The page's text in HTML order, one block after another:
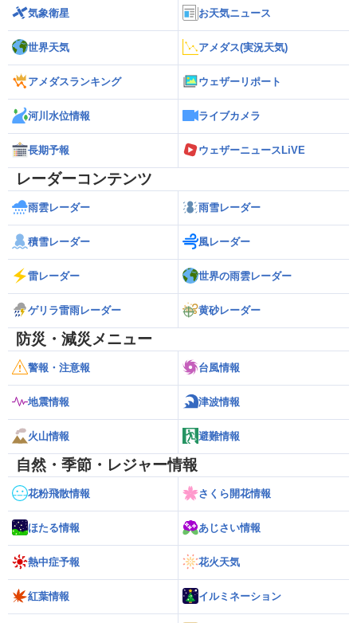
気象衛星 お天気ニュース
世界天気 アメダス(実況天気)
アメダスランキング ウェザーリポート
河川水位情報 ライブカメラ
長期予報 ウェザーニュースLiVE
レーダーコンテンツ
雨雲レーダー 雨雪レーダー
積雪レーダー 風レーダー
雷レーダー 世界の雨雲レーダー
ゲリラ雷雨レーダー 黄砂レーダー
防災・減災メニュー
警報・注意報 台風情報
地震情報 津波情報
火山情報 避難情報
自然・季節・レジャー情報
花粉飛散情報 さくら開花情報
ほたる情報 あじさい情報
熱中症予報 花火天気
紅葉情報 イルミネーション